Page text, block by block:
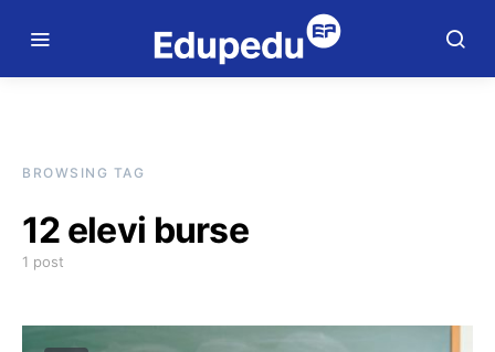
BROWSING TAG
12 elevi burse
1 post